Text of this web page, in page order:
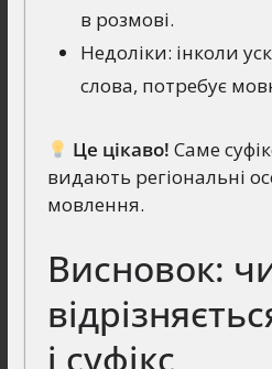
в розмові.
Недоліки: інколи
слова, потребує
Це цікаво! Саме
видають регіональні
мовлення.
Висновок:
і суфікс